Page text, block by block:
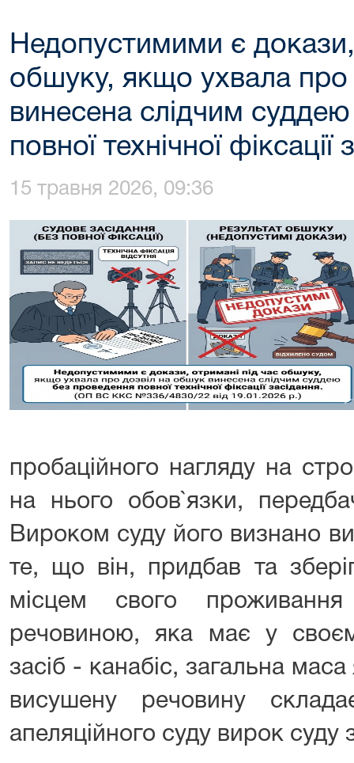
Недопустимими є докази,
обшуку, якщо ухвала про
винесена слідчим
повної технічної фіксації
15 травня 2026, 09:36
пробаційного нагляду на
на нього обов`язки,
Вироком суду його визнано
те, що він, придбав та
місцем свого
речовиною, яка має у
засіб - канабіс, загальна
висушену речовину
апеляційного суду вирок